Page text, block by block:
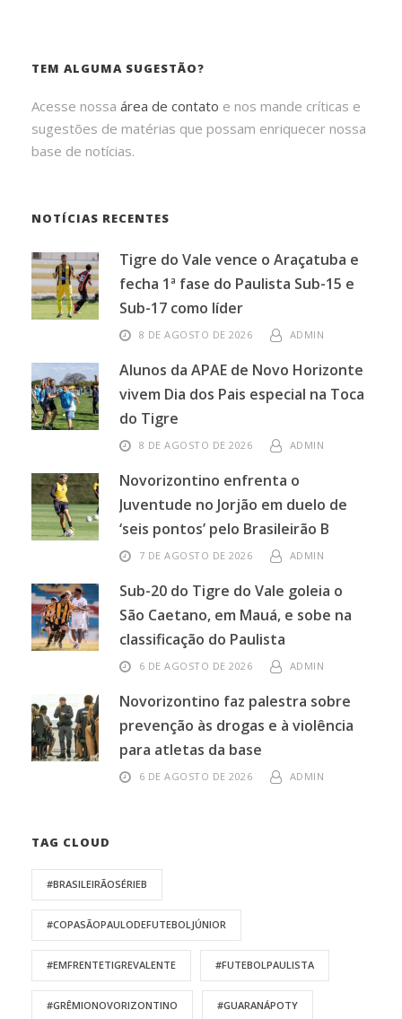
TEM ALGUMA SUGESTÃO?
Acesse nossa área de contato e nos mande críticas e
sugestões de matérias que possam enriquecer nossa
base de notícias.
NOTÍCIAS RECENTES
Tigre do Vale vence o Araçatuba e
fecha 1ª fase do Paulista Sub-15 e
Sub-17 como líder
8 DE AGOSTO DE 2026 ADMIN
Alunos da APAE de Novo Horizonte
vivem Dia dos Pais especial na Toca
do Tigre
8 DE AGOSTO DE 2026 ADMIN
Novorizontino enfrenta o
Juventude no Jorjão em duelo de
‘seis pontos’ pelo Brasileirão B
7 DE AGOSTO DE 2026 ADMIN
Sub-20 do Tigre do Vale goleia o
São Caetano, em Mauá, e sobe na
classificação do Paulista
6 DE AGOSTO DE 2026 ADMIN
Novorizontino faz palestra sobre
prevenção às drogas e à violência
para atletas da base
6 DE AGOSTO DE 2026 ADMIN
TAG CLOUD
#BRASILEIRÃOSÉRIEB
#COPASÃOPAULODEFUTEBOLJÚNIOR
#EMFRENTETIGREVALENTE #FUTEBOLPAULISTA
#GRÊMIONOVORIZONTINO #GUARANÁPOTY